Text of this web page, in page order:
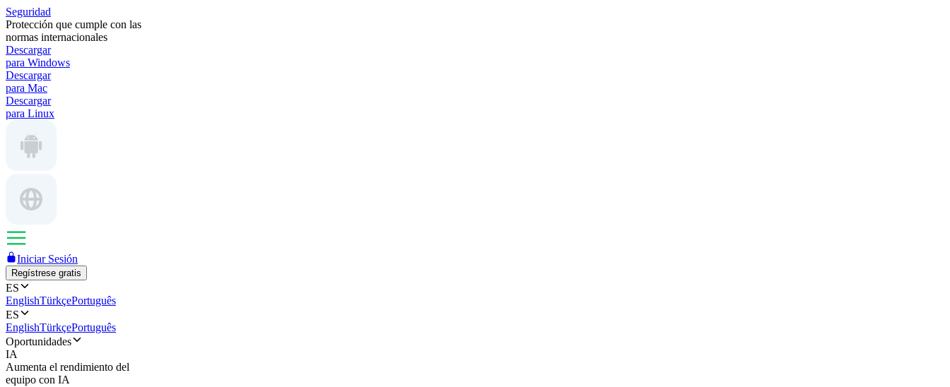
Seguridad
Protección que cumple con las
normas internacionales
Descargar
para Windows
Descargar
para Mac
Descargar
para Linux
Iniciar Sesión
Regístrese gratis
ES
EnglishTürkçePortuguês
ES
EnglishTürkçePortuguês
Oportunidades
IA
Aumenta el rendimiento del
equipo con IA